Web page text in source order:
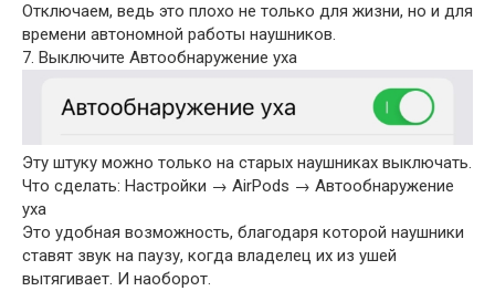
Отключаем, ведь это плохо не только для жизни, но и для
времени автономной работы наушников.
7. Выключите Автообнаружение уха
Эту штуку можно только на старых наушниках выключать.
Что сделать: Настройки → AirPods → Автообнаружение
уха
Это удобная возможность, благодаря которой наушники
ставят звук на паузу, когда владелец их из ушей
вытягивает. И наоборот.